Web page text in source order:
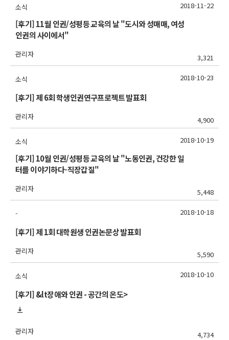
소식
[후기] 11월 인권/성평등 교육의 날 "도시와 성매매, 여성
인권의 사이에서"
관리자 3,321
2018-11-22
소식
[후기] 제 6회 학생인권연구프로젝트 발표회
관리자 4,900
2018-10-23
소식
[후기] 10월 인권/성평등 교육의 날 "노동인권, 건강한 일
터를 이야기하다-직장갑질"
관리자 5,448
2018-10-19
-
[후기] 제 1회 대학원생 인권논문상 발표회
관리자 5,590
2018-10-18
소식
[후기] &lt장애와 인권 - 공간의 온도>
관리자 4,734
2018-10-10